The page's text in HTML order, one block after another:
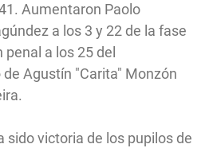
Aumentaron Paolo
a los 3 y 22 de la fase
a los 25 del
Agustín "Carita" Monzón
sido victoria de los pupilos de